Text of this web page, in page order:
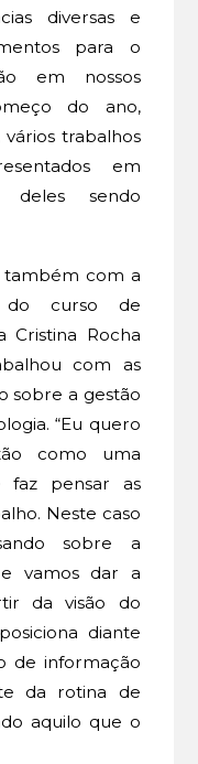
diversas e
para o
em nossos
do ano,
trabalhos
em
deles sendo
também com a
do curso de
Cristina Rocha
com as
sobre a gestão
“Eu quero
como uma
faz pensar as
Neste caso
sobre a
vamos dar a
da visão do
diante
de informação
da rotina de
aquilo que o